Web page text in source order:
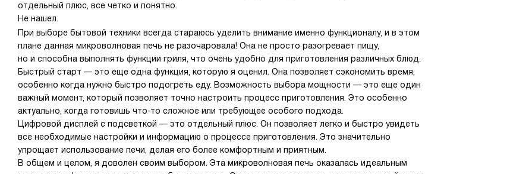
отдельный плюс, все четко и понятно.
Не нашел.
При выборе бытовой техники всегда стараюсь уделить внимание именно функционалу, и в этом
плане данная микроволновая печь не разочаровала! Она не просто разогревает пищу,
но и способна выполнять функции гриля, что очень удобно для приготовления различных блюд.
Быстрый старт — это еще одна функция, которую я оценил. Она позволяет сэкономить время,
особенно когда нужно быстро подогреть еду. Возможность выбора мощности — это еще один
важный момент, который позволяет точно настроить процесс приготовления. Это особенно
актуально, когда готовишь что-то сложное или требующее особого подхода.
Цифровой дисплей с подсветкой — это отдельный плюс. Он позволяет легко и быстро увидеть
все необходимые настройки и информацию о процессе приготовления. Это значительно
упрощает использование печи, делая его более комфортным и приятным.
В общем и целом, я доволен своим выбором. Эта микроволновая печь оказалась идеальным